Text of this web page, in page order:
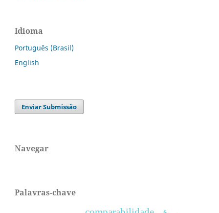
Idioma
Português (Brasil)
English
Enviar Submissão
Navegar
Palavras-chave